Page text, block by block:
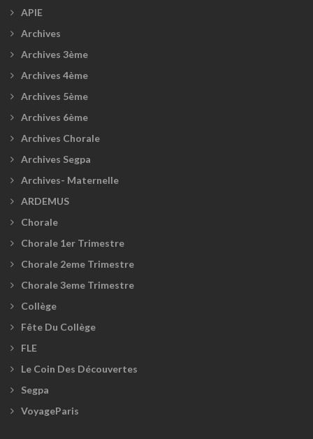
APIE
Archives
Archives 3ème
Archives 4ème
Archives 5ème
Archives 6ème
Archives Chorale
Archives Segpa
Archives- Maternelle
ARDEMUS
Chorale
Chorale 1er Trimestre
Chorale 2eme Trimestre
Chorale 3eme Trimestre
Collège
Fête Du Collège
FLE
Le Coin Des Découvertes
Segpa
VoyageParis